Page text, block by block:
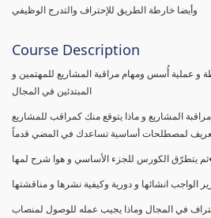
وأيضا خارطة الطريق للإحتراف والتدرج الوظيفي
Course Description
عملية أُسس ومهام مراقبة المشاريع للمهتمين و
المبتدئين في المجال
المشاريع و ماذا يتوقع منك كمراقب للمشاريع
لمصطلحات أساسية تساعدك في المضي قدماً
لمها�
الواجب انشائها و دورية وكيفية نشرها و مناقشتها
في المجال وماذا يجيب عمله للوصول لمنصاب